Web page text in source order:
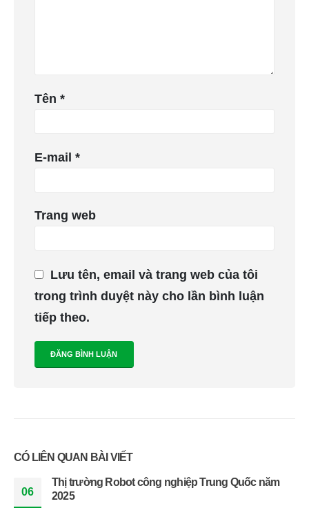
Tên *
E-mail *
Trang web
Lưu tên, email và trang web của tôi
trong trình duyệt này cho lần bình luận
tiếp theo.
CÓ LIÊN QUAN BÀI VIẾT
06
Thị trường Robot công nghiệp Trung Quốc năm
2025